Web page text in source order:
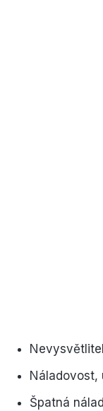
Náladovost,
Špatná